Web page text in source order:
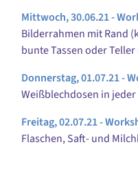
Mittwoch, 30.06.21 -
Bilderrahmen mit Rand
bunte Tassen oder
Donnerstag, 01.07.21 -
Weißblechdosen in
Freitag, 02.07.21 -
Flaschen, Saft- und